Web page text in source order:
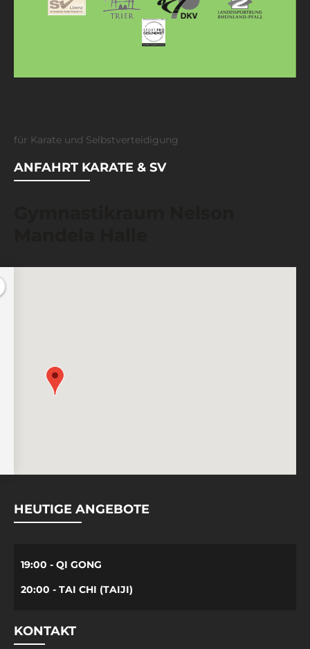
für Karate und Selbstverteidigung
ANFAHRT KARATE & SV
HEUTIGE ANGEBOTE
19:00 - QI GONG
20:00 - TAI CHI (TAIJI)
KONTAKT